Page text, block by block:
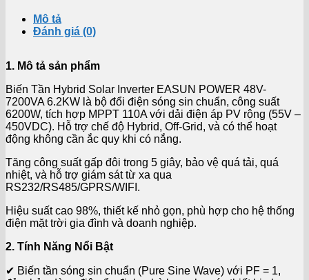
Mô tả
Đánh giá (0)
1. Mô tả sản phẩm
Biến Tần Hybrid Solar Inverter EASUN POWER 48V-
7200VA 6.2KW là bộ đổi điện sóng sin chuẩn, công suất
6200W, tích hợp MPPT 110A với dải điện áp PV rộng (55V –
450VDC). Hỗ trợ chế độ Hybrid, Off-Grid, và có thể hoạt
động không cần ắc quy khi có nắng.
Tăng công suất gấp đôi trong 5 giây, bảo vệ quá tải, quá
nhiệt, và hỗ trợ giám sát từ xa qua
RS232/RS485/GPRS/WIFI.
Hiệu suất cao 98%, thiết kế nhỏ gọn, phù hợp cho hệ thống
điện mặt trời gia đình và doanh nghiệp.
2. Tính Năng Nổi Bật
✔ Biến tần sóng sin chuẩn (Pure Sine Wave) với PF = 1,